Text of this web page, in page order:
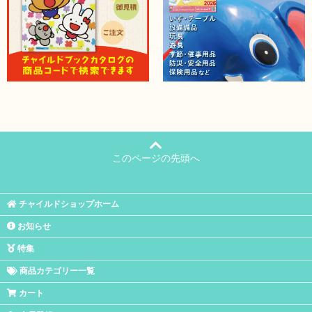
このページの先頭へ
チャイルドショップホーム
お知らせ
特集
商品カテゴリー一覧
カート